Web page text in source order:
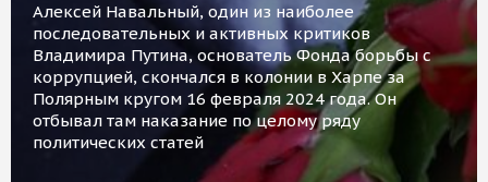
Алексей Навальный, один из наиболее
последовательных и активных критиков
Владимира Путина, основатель Фонда борьбы с
коррупцией, скончался в колонии в Харпе за
Полярным кругом 16 февраля 2024 года. Он
отбывал там наказание по целому ряду
политических статей